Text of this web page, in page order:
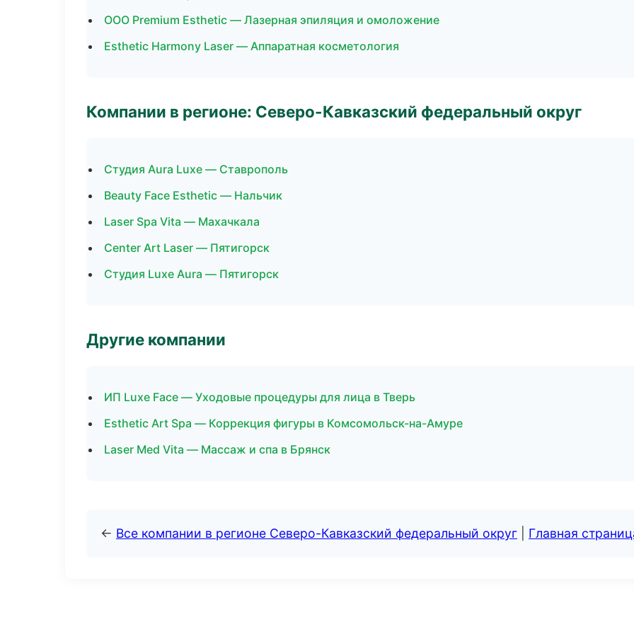
ООО Premium Esthetic — Лазерная эпиляция и омоложение
Esthetic Harmony Laser — Аппаратная косметология
Компании в регионе: Северо-Кавказский федеральный округ
Студия Aura Luxe — Ставрополь
Beauty Face Esthetic — Нальчик
Laser Spa Vita — Махачкала
Center Art Laser — Пятигорск
Студия Luxe Aura — Пятигорск
Другие компании
ИП Luxe Face — Уходовые процедуры для лица в Тверь
Esthetic Art Spa — Коррекция фигуры в Комсомольск-на-Амуре
Laser Med Vita — Массаж и спа в Брянск
← Все компании в регионе Северо-Кавказский федеральный округ Главная